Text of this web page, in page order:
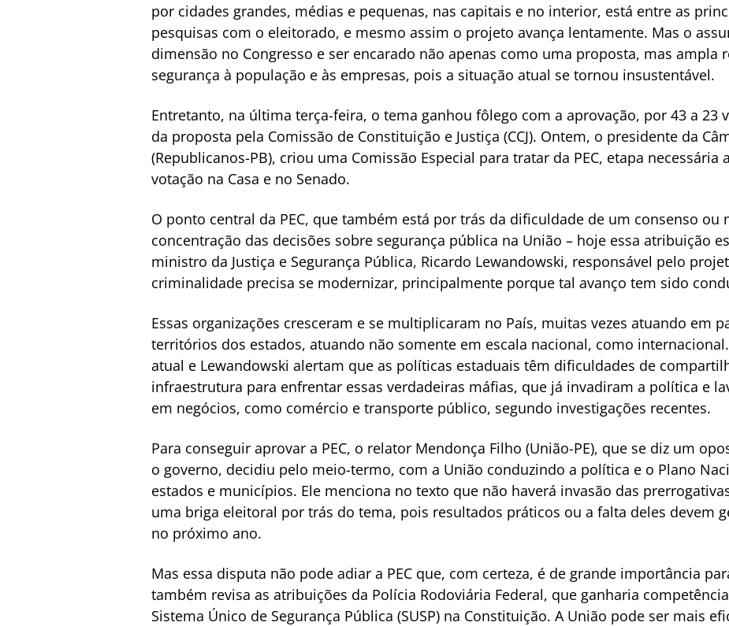
por cidades grandes, médias e pequenas, nas capitais e no interior, está entre as
pesquisas com o eleitorado, e mesmo assim o projeto avança lentamente. Mas o
dimensão no Congresso e ser encarado não apenas como uma proposta, mas ampla
segurança à população e às empresas, pois a situação atual se tornou insustentável.
Entretanto, na última terça-feira, o tema ganhou fôlego com a aprovação, por 43 a 23
da proposta pela Comissão de Constituição e Justiça (CCJ). Ontem, o presidente da
(Republicanos-PB), criou uma Comissão Especial para tratar da PEC, etapa necessária
votação na Casa e no Senado.
O ponto central da PEC, que também está por trás da dificuldade de um consenso ou
concentração das decisões sobre segurança pública na União – hoje essa atribuição
ministro da Justiça e Segurança Pública, Ricardo Lewandowski, responsável pelo
criminalidade precisa se modernizar, principalmente porque tal avanço tem sido
Essas organizações cresceram e se multiplicaram no País, muitas vezes atuando em
territórios dos estados, atuando não somente em escala nacional, como
atual e Lewandowski alertam que as políticas estaduais têm dificuldades de
infraestrutura para enfrentar essas verdadeiras máfias, que já invadiram a política e
em negócios, como comércio e transporte público, segundo investigações recentes.
Para conseguir aprovar a PEC, o relator Mendonça Filho (União-PE), que se diz um
o governo, decidiu pelo meio-termo, com a União conduzindo a política e o Plano
estados e municípios. Ele menciona no texto que não haverá invasão das
uma briga eleitoral por trás do tema, pois resultados práticos ou a falta deles devem
no próximo ano.
Mas essa disputa não pode adiar a PEC que, com certeza, é de grande importância
também revisa as atribuições da Polícia Rodoviária Federal, que ganharia
Sistema Único de Segurança Pública (SUSP) na Constituição. A União pode ser mais